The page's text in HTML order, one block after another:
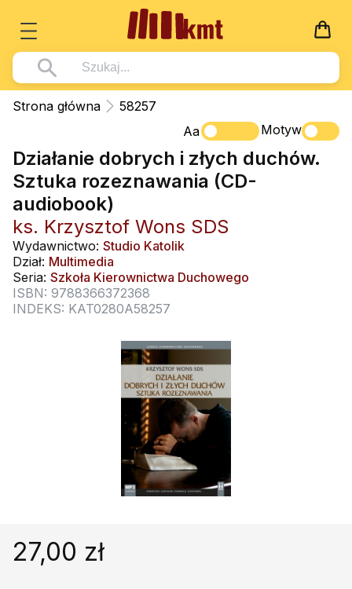
Książki
Wszystko z kategorii - Książki
Pismo Święte
Kościół Katolicki
Duszpasterstwo
Teologia
Życie chrześcijańskie
Duchowość
Książki obcojęzyczne
Poradniki, leksykony...
Promocja
Wszystko z kategorii - Multimedia
DVD
CD-ROM
Muzyka
Rekolekcje i inne na CD
Śpiew i modlitwa
Dla Dzieci
Wszystko z kategorii - Dla Dzieci
Literatura (D)
Płyty, DVD (D)
Podręczniki i pomoce dydaktyczne
Podręczniki
Wszystko z kategorii - Podręczniki
Podręczniki i pomoce dydaktyczne
Zabawa i Nauka
Nowości
Zaloguj się
Strona główna
58257
Aa
Motyw
Działanie dobrych i złych duchów.
Sztuka rozeznawania (CD-
audiobook)
ks. Krzysztof Wons SDS
Wydawnictwo: Studio Katolik
Dział: Multimedia
Seria: Szkoła Kierownictwa Duchowego
ISBN: 9788366372368
INDEKS: KAT0280A58257
27,00 zł